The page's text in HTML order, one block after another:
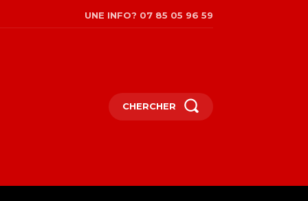
UNE INFO? 07 85 05 96 59
CHERCHER